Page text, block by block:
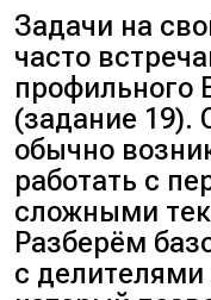
Задачи на
часто
профильного
(задание 19).
обычно
работать с
сложными
Разберём
с